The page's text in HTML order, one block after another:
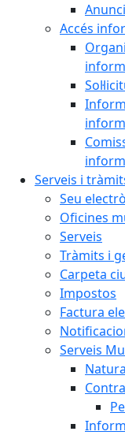
Accés
Serveis i
Seu
Oficines
Serveis
Tràmits i
Carpeta
Impostos
Factura
Serveis